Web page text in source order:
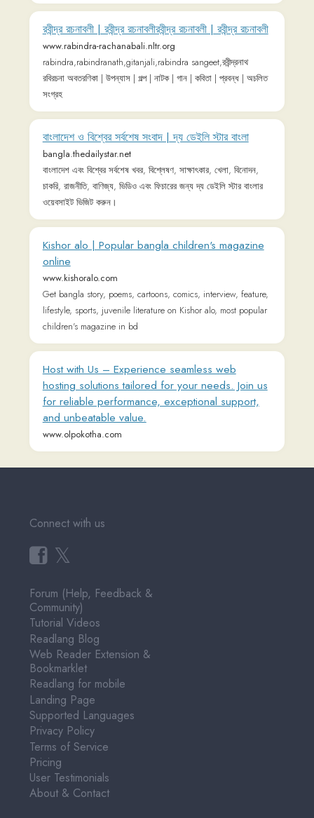
বাংলাদেশ এবং বিশ্বের সর্বশেষ খবর, বিশ্লেষণ, সাক্ষাৎকার, খেলা, বিনোদন,
চাকরি, রাজনীতি, বাণিজ্য, ভিডিও এবং ফিচারের জন্য দ্য ডেইলি স্টার বাংলার
ওয়েবসাইট ভিজিট করুন।
Kishor alo | Popular bangla children's magazine
online
www.kishoralo.com
Get bangla story, poems, cartoons, comics, interview, feature,
lifestyle, sports, juvenile literature on Kishor alo, most popular
children's magazine in bd
Host with Us – Experience seamless web
hosting solutions tailored for your needs. Join us
for reliable performance, exceptional support,
and unbeatable value.
www.olpokotha.com
Connect with us
𝕏
Forum (Help, Feedback &
Community)
Tutorial Videos
Readlang Blog
Web Reader Extension &
Bookmarklet
Readlang for mobile
Landing Page
Pricing
About & Contact